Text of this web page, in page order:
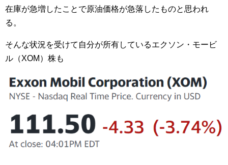
在庫が急増したことで原油価格が急落したものと思われ
る。
そんな状況を受けて自分が所有しているエクソン・モービ
ル（XOM）株も